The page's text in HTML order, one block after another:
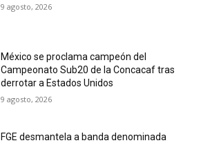
9 agosto, 2026
México se proclama campeón del
Campeonato Sub20 de la Concacaf tras
derrotar a Estados Unidos
9 agosto, 2026
FGE desmantela a banda denominada